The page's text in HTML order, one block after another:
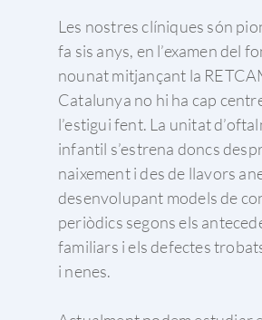
Les nostres clíniques són
fa sis anys, en l’examen del
nounat mitjançant la
Catalunya no hi ha cap
l’estigui fent. La unitat
infantil s’estrena doncs
naixement i des de llavors
desenvolupant models de
periòdics segons els
familiars i els defectes
i nenes.